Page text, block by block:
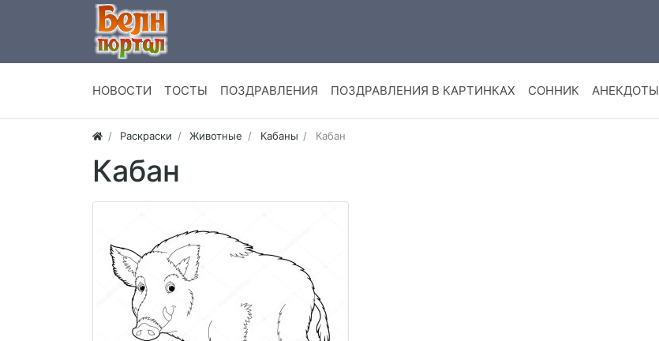
НОВОСТИ ТОСТЫ ПОЗДРАВЛЕНИЯ ПОЗДРАВЛЕНИЯ В КАРТИНКАХ СОННИК АНЕКДОТЫ
Раскраски Животные Кабаны Кабан
Кабан